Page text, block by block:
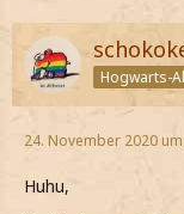
Jetzt
Hogwarts-
24. November 2020
Huhu,